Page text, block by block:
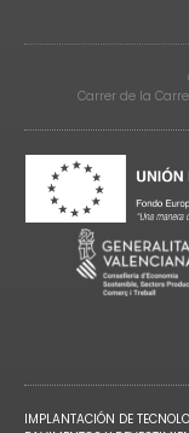
Carrer de la
IMPLANTACIÓN DE